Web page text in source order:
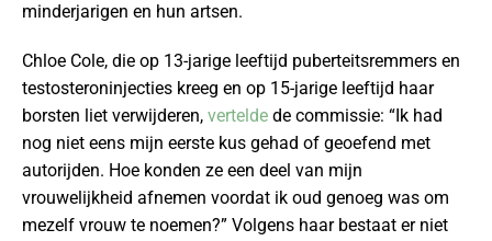
minderjarigen en hun artsen.
Chloe Cole, die op 13-jarige leeftijd puberteitsremmers en
testosteroninjecties kreeg en op 15-jarige leeftijd haar
borsten liet verwijderen, vertelde de commissie: “Ik had
nog niet eens mijn eerste kus gehad of geoefend met
autorijden. Hoe konden ze een deel van mijn
vrouwelijkheid afnemen voordat ik oud genoeg was om
mezelf vrouw te noemen?” Volgens haar bestaat er niet